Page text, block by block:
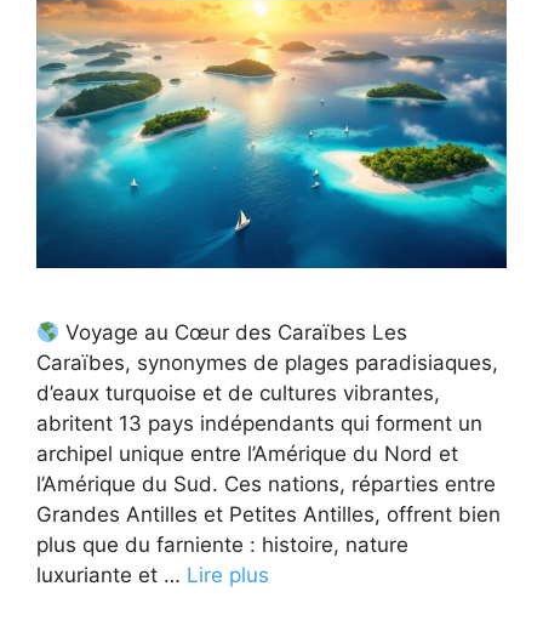
Voyage au Cœur des Caraïbes Les
Caraïbes, synonymes de plages paradisiaques,
d’eaux turquoise et de cultures vibrantes,
abritent 13 pays indépendants qui forment un
archipel unique entre l’Amérique du Nord et
l’Amérique du Sud. Ces nations, réparties entre
Grandes Antilles et Petites Antilles, offrent bien
plus que du farniente : histoire, nature
luxuriante et … Lire plus